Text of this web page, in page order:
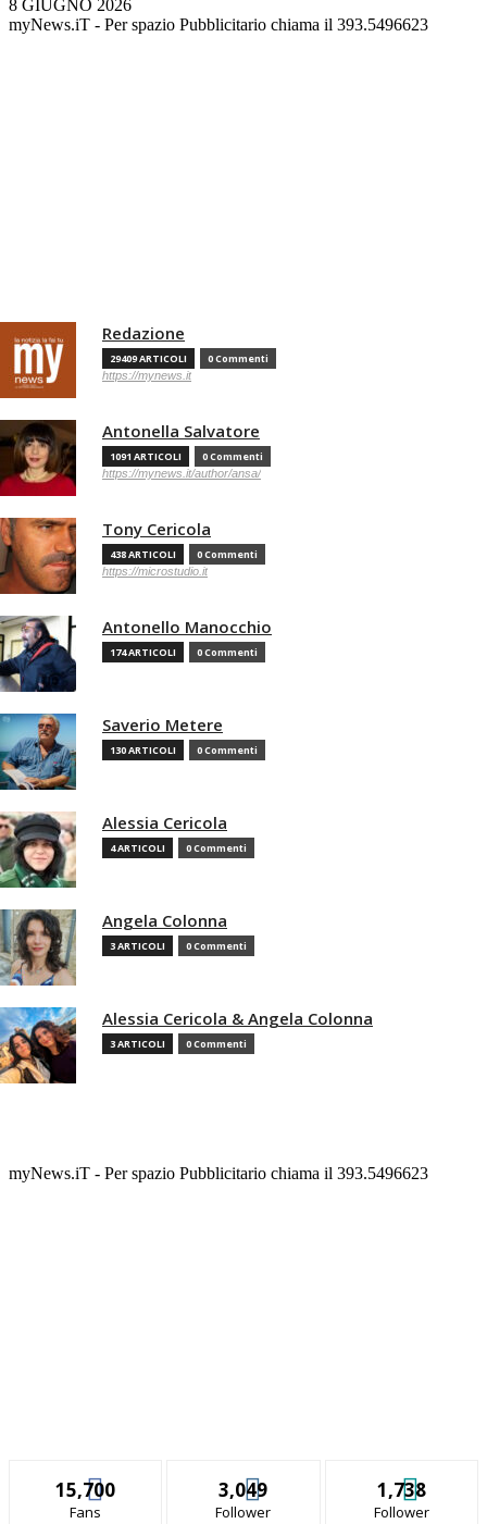
8 GIUGNO 2026
myNews.iT - Per spazio Pubblicitario chiama il 393.5496623
Redazione
29409 ARTICOLI 0 Commenti
https://mynews.it
Antonella Salvatore
1091 ARTICOLI 0 Commenti
https://mynews.it/author/ansa/
Tony Cericola
438 ARTICOLI 0 Commenti
https://microstudio.it
Antonello Manocchio
174 ARTICOLI 0 Commenti
Saverio Metere
130 ARTICOLI 0 Commenti
Alessia Cericola
4 ARTICOLI 0 Commenti
Angela Colonna
3 ARTICOLI 0 Commenti
Alessia Cericola & Angela Colonna
3 ARTICOLI 0 Commenti
myNews.iT - Per spazio Pubblicitario chiama il 393.5496623
15,700
Fans
3,049
Follower
1,738
Follower